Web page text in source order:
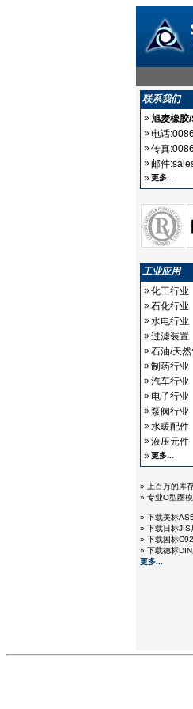
联系我们
»旭麦橡胶
»电话
»传真
»邮件
»更多...
工业应用
»化工行业
»石化行业
»水电行业
»过滤装置
»石油/天
»制药行业
»汽车行业
»电子行业
»泵阀行业
»水暖配件
»液压元件
»更多...
» 上百万的库
» 专业O型圈
» 下载美标
» 下载日标JIS
» 下载国标C92
» 下载德标DIN
更多...